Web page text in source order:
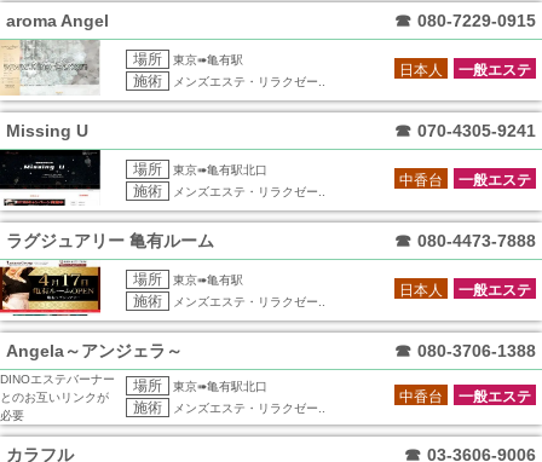
aroma Angel ☎ 080-7229-0915
場所 東京➠亀有駅
施術 メンズエステ・リラクゼー..
一般エステ
日本人
Missing U ☎ 070-4305-9241
場所 東京➠亀有駅北口
施術 メンズエステ・リラクゼー..
一般エステ
中香台
ラグジュアリー 亀有ルーム ☎ 080-4473-7888
場所 東京➠亀有駅
施術 メンズエステ・リラクゼー..
一般エステ
日本人
Angela～アンジェラ～ ☎ 080-3706-1388
DINOエステバーナー
とのお互いリンクが
必要
場所 東京➠亀有駅北口
施術 メンズエステ・リラクゼー..
一般エステ
中香台
カラフル ☎ 03-3606-9006